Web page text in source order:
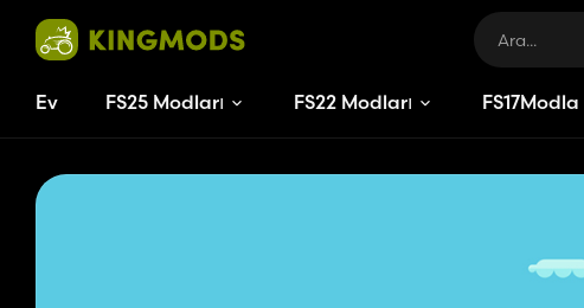
Ev FS25 Modları FS22 Modları FS17Modlar